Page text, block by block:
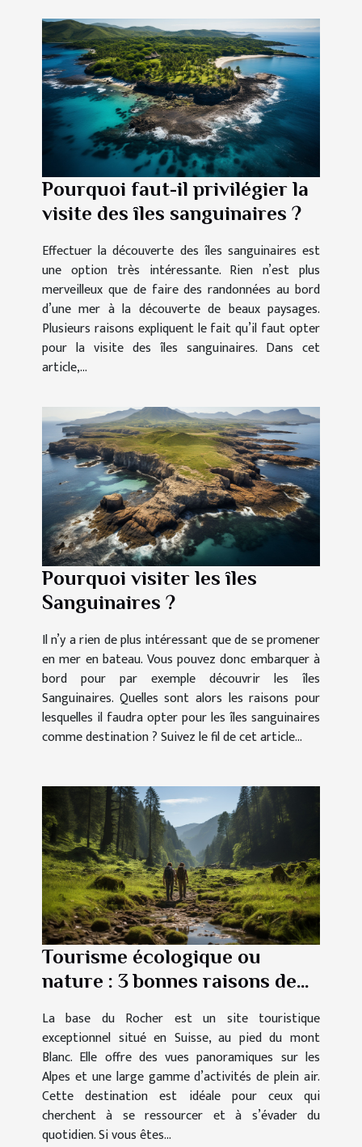
Pourquoi faut-il privilégier la
visite des îles sanguinaires ?
Effectuer la découverte des îles sanguinaires est
une option très intéressante. Rien n’est plus
merveilleux que de faire des randonnées au bord
d’une mer à la découverte de beaux paysages.
Plusieurs raisons expliquent le fait qu’il faut opter
pour la visite des îles sanguinaires. Dans cet
article,...
Pourquoi visiter les îles
Sanguinaires ?
Il n’y a rien de plus intéressant que de se promener
en mer en bateau. Vous pouvez donc embarquer à
bord pour par exemple découvrir les îles
Sanguinaires. Quelles sont alors les raisons pour
lesquelles il faudra opter pour les îles sanguinaires
comme destination ? Suivez le fil de cet article...
Tourisme écologique ou
nature : 3 bonnes raisons de
La base du Rocher est un site touristique
exceptionnel situé en Suisse, au pied du mont
Blanc. Elle offre des vues panoramiques sur les
Alpes et une large gamme d’activités de plein air.
Cette destination est idéale pour ceux qui
cherchent à se ressourcer et à s’évader du
quotidien. Si vous êtes...